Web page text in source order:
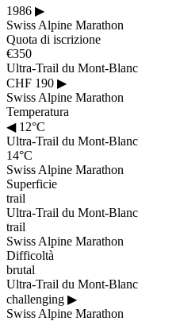
1986 ▶
Swiss Alpine Marathon
Quota di iscrizione
€350
Ultra-Trail du Mont-Blanc
CHF 190 ▶
Swiss Alpine Marathon
Temperatura
◀12°C
Ultra-Trail du Mont-Blanc
14°C
Swiss Alpine Marathon
Superficie
trail
Ultra-Trail du Mont-Blanc
trail
Swiss Alpine Marathon
Difficoltà
brutal
Ultra-Trail du Mont-Blanc
challenging ▶
Swiss Alpine Marathon